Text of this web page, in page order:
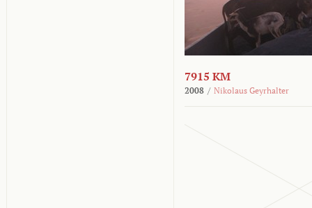
7915 KM
2008 / Nikolaus Geyrhalter